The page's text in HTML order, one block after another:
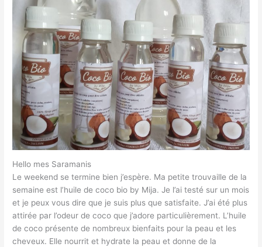
Hello mes Saramanis
Le weekend se termine bien j’espère. Ma petite trouvaille de la
semaine est l’huile de coco bio by Mija. Je l’ai testé sur un mois
et je peux vous dire que je suis plus que satisfaite. J’ai été plus
attirée par l’odeur de coco que j’adore particulièrement. L’huile
de coco présente de nombreux bienfaits pour la peau et les
cheveux. Elle nourrit et hydrate la peau et donne de la